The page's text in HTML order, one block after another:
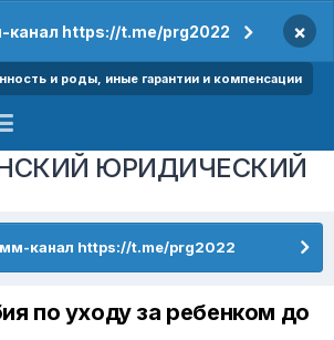
канал https://t.me/prg2022 ×
и роды, иные гарантии и компенсации
ЮРИДИЧЕСКИЙ
канал https://t.me/prg2022
по уходу за ребенком до